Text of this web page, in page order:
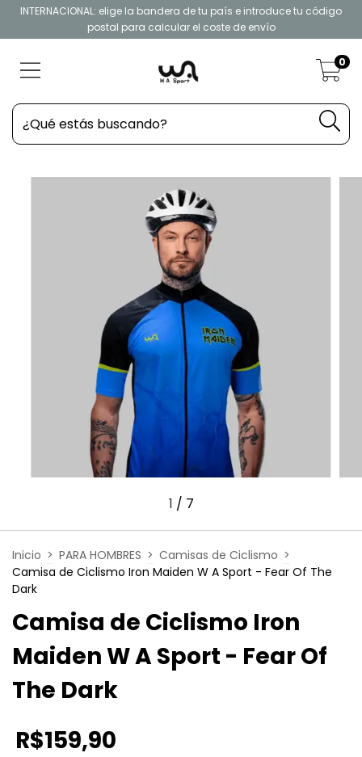
INTERNACIONAL: elige la bandera de tu país e introduce tu código
postal para calcular el coste de envío
0
1 / 7
Inicio > PARA HOMBRES > Camisas de Ciclismo >
Camisa de Ciclismo Iron Maiden W A Sport - Fear Of The
Dark
Camisa de Ciclismo Iron
Maiden W A Sport - Fear Of
The Dark
R$159,90